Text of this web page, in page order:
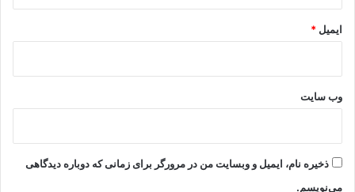
ایمیل *
وب‌ سایت
ذخیره نام، ایمیل و وبسایت من در مرورگر برای زمانی که دوباره دیدگاهی
می‌نویسم.